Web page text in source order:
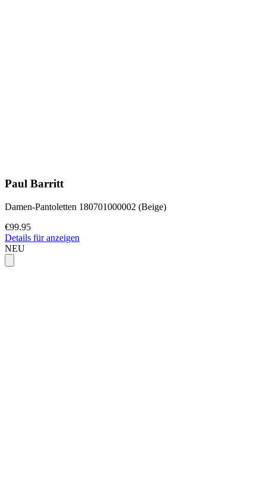
Paul Barritt
Damen-Pantoletten 180701000002 (Beige)
€99.95
Details für anzeigen
NEU